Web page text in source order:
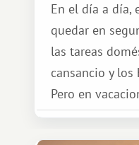
En el día a día,
quedar en
las tareas
cansancio y los
Pero en
espacio para
especial por tu